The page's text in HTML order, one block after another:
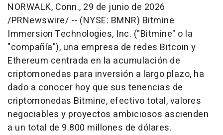
NORWALK, Conn., 29 de junio de 2026
/PRNewswire/ -- (NYSE: BMNR) Bitmine
Immersion Technologies, Inc. ("Bitmine" o la
"compañía"), una empresa de redes Bitcoin y
Ethereum centrada en la acumulación de
criptomonedas para inversión a largo plazo, ha
dado a conocer hoy que sus tenencias de
criptomonedas Bitmine, efectivo total, valores
negociables y proyectos ambiciosos ascienden
a un total de 9.800 millones de dólares.